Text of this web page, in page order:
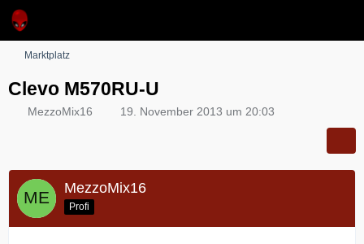
Marktplatz
Clevo M570RU-U
MezzoMix16 19. November 2013 um 20:03
MezzoMix16
Profi